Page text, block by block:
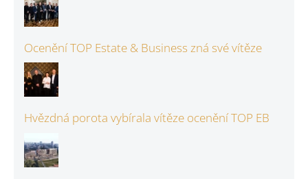
Ocenění TOP Estate & Business zná své vítěze
Hvězdná porota vybírala vítěze ocenění TOP EB